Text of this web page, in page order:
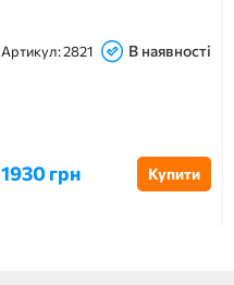
Артикул:2821 В наявності
1930 грн Купити